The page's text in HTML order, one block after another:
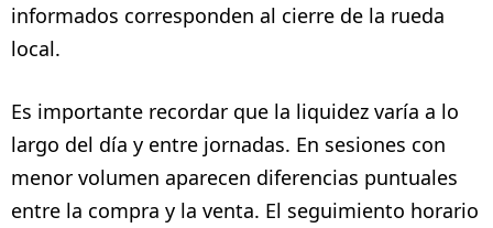
informados corresponden al cierre de la rueda
local.
Es importante recordar que la liquidez varía a lo
largo del día y entre jornadas. En sesiones con
menor volumen aparecen diferencias puntuales
entre la compra y la venta. El seguimiento horario